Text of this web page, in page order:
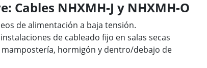
Cables NHXMH-J y NHXMH-O
de alimentación a baja tensión.
de cableado fijo en salas secas
hormigón y dentro/debajo de